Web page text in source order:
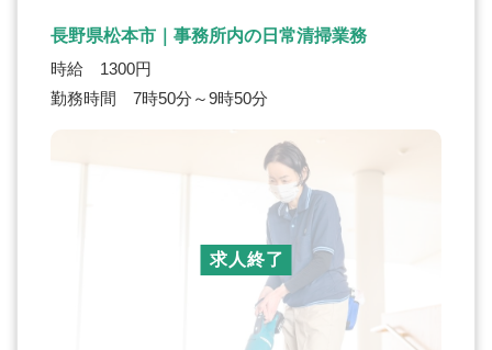
長野県松本市｜事務所内の日常清掃業務
時給 1300円
勤務時間 7時50分～9時50分
求人終了